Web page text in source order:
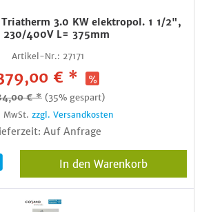
3.0 KW elektropol. 1 1/2",
230/400V L= 375mm
Artikel-Nr.: 27171
€ *
€ * (35% gespart)
MwSt. zzgl. Versandkosten
Auf Anfrage
In den Warenkorb